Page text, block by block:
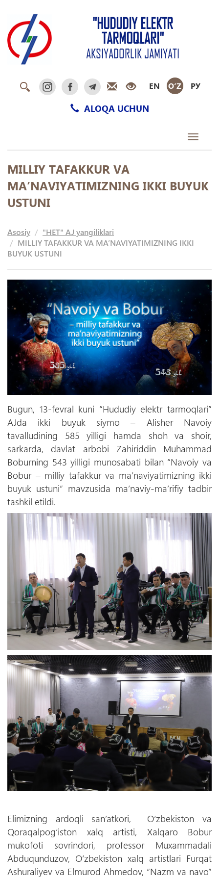
"HUDUDIY ELEKTR
TARMOQLARI"
AKSIYADORLIK JAMIYATI
EN O‘Z РУ
ALOQA UCHUN
Toggle
MILLIY TAFAKKUR VA
MA’NAVIYATIMIZNING IKKI BUYUK
USTUNI
Asosiy
"HET" AJ yangiliklari
MILLIY TAFAKKUR VA MA’NAVIYATIMIZNING IKKI
BUYUK USTUNI
Bugun, 13-fevral kuni “Hududiy elektr tarmoqlari”
AJda ikki buyuk siymo – Alisher Navoiy
tavalludining 585 yilligi hamda shoh va shoir,
sarkarda, davlat arbobi Zahiriddin Muhammad
Boburning 543 yilligi munosabati bilan “Navoiy va
Bobur – milliy tafakkur va ma’naviyatimizning ikki
buyuk ustuni” mavzusida ma’naviy-ma’rifiy tadbir
tashkil etildi.
Elimizning ardoqli san’atkori, O‘zbekiston va
Qoraqalpog‘iston xalq artisti, Xalqaro Bobur
mukofoti sovrindori, professor Muxammadali
Abduqunduzov, O‘zbekiston xalq artistlari Furqat
Ashuraliyev va Elmurod Ahmedov, “Nazm va navo”